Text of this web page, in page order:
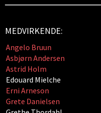
MEDVIRKENDE:
Angelo Bruun
Asbjørn Andersen
Astrid Holm
Edouard Mielche
Erni Arneson
Grete Danielsen